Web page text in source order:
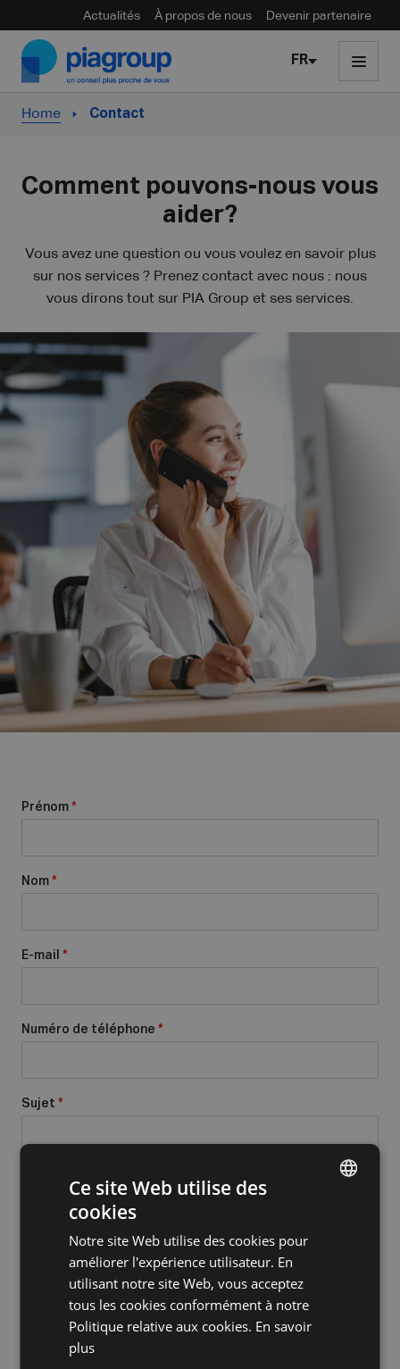
Actualités À propos de nous Devenir partenaire
Skip to content
FR
Home Contact
Comment pouvons-nous vous
aider?
Vous avez une question ou vous voulez en savoir plus
sur nos services ? Prenez contact avec nous : nous
vous dirons tout sur PIA Group et ses services.
Prénom *
Nom *
E-mail *
Numéro de téléphone *
Sujet *
Nom de l'entreprise
FRENCH
Ce site Web utilise des
cookies
Notre site Web utilise des cookies pour
améliorer l'expérience utilisateur. En
utilisant notre site Web, vous acceptez
tous les cookies conformément à notre
Politique relative aux cookies. En savoir
plus